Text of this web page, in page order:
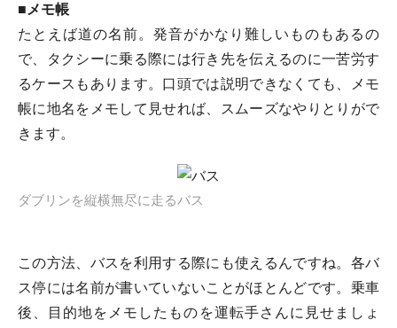
■メモ帳
たとえば道の名前。発音がかなり難しいものもあるの
で、タクシーに乗る際には行き先を伝えるのに一苦労す
るケースもあります。口頭では説明できなくても、メモ
帳に地名をメモして見せれば、スムーズなやりとりがで
きます。
ダブリンを縦横無尽に走るバス
この方法、バスを利用する際にも使えるんですね。各バ
ス停には名前が書いていないことがほとんどです。乗車
後、目的地をメモしたものを運転手さんに見せましょ